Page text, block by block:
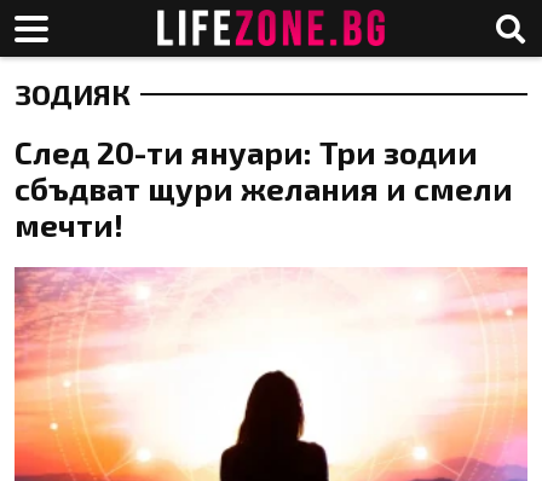
ЗОДИЯК
След 20-ти януари: Три зодии
сбъдват щури желания и смели
мечти!